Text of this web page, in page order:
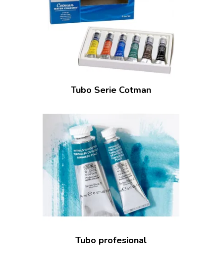
Tubo Serie Cotman
Tubo profesional